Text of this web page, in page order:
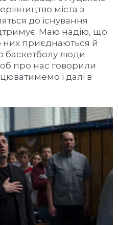
міста з
до існування
Маю надію, що
приєднаються й
баскетболу люди.
про нас говорили
і далі в